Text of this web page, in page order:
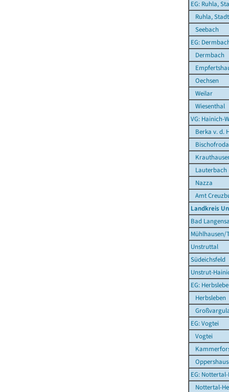
EG: Ruhla,
Ruhla, Stadt
Seebach
EG:
Dermbach
Oechsen
Weilar
Wiesenthal
VG: Hainich-
Berka v. d.
Bischofroda
Lauterbach
Nazza
Amt
Landkreis
Bad
Mühlhausen/
Unstruttal
Südeichsfeld
Unstrut-
EG:
Herbsleben
EG: Vogtei
Vogtei
EG:
Nottertal-